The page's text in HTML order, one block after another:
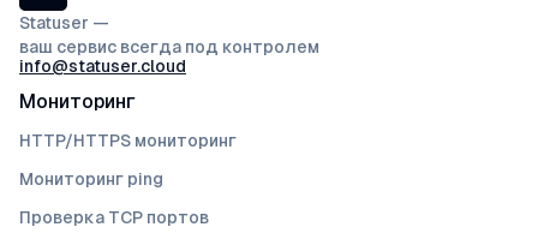
Statuser —
ваш сервис всегда под контролем
info@statuser.cloud
Мониторинг
HTTP/HTTPS мониторинг
Мониторинг ping
Проверка TCP портов